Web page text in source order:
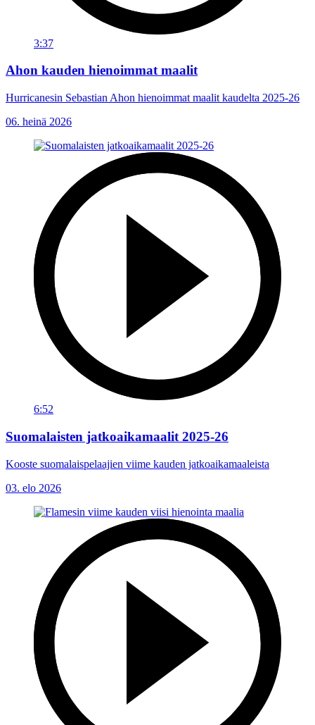
3:37
Ahon kauden hienoimmat maalit
Hurricanesin Sebastian Ahon hienoimmat maalit kaudelta 2025-26
06. heinä 2026
6:52
Suomalaisten jatkoaikamaalit 2025-26
Kooste suomalaispelaajien viime kauden jatkoaikamaaleista
03. elo 2026